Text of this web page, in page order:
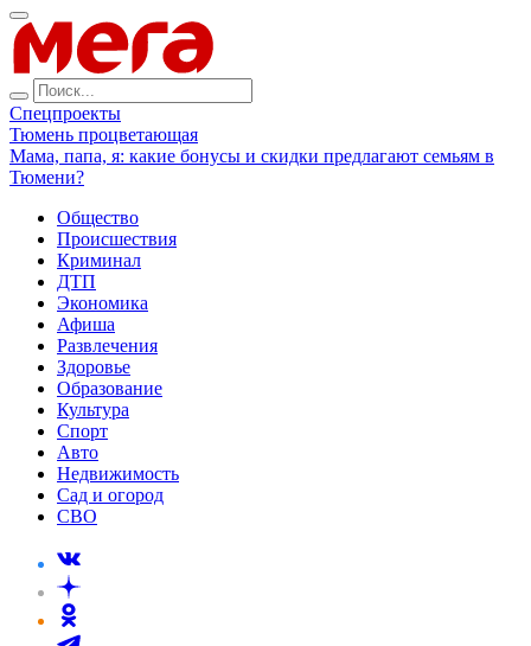
Спецпроекты
Тюмень процветающая
Мама, папа, я: какие бонусы и скидки предлагают семьям в
Тюмени?
Общество
Происшествия
Криминал
ДТП
Экономика
Афиша
Развлечения
Здоровье
Образование
Культура
Спорт
Авто
Недвижимость
Сад и огород
СВО